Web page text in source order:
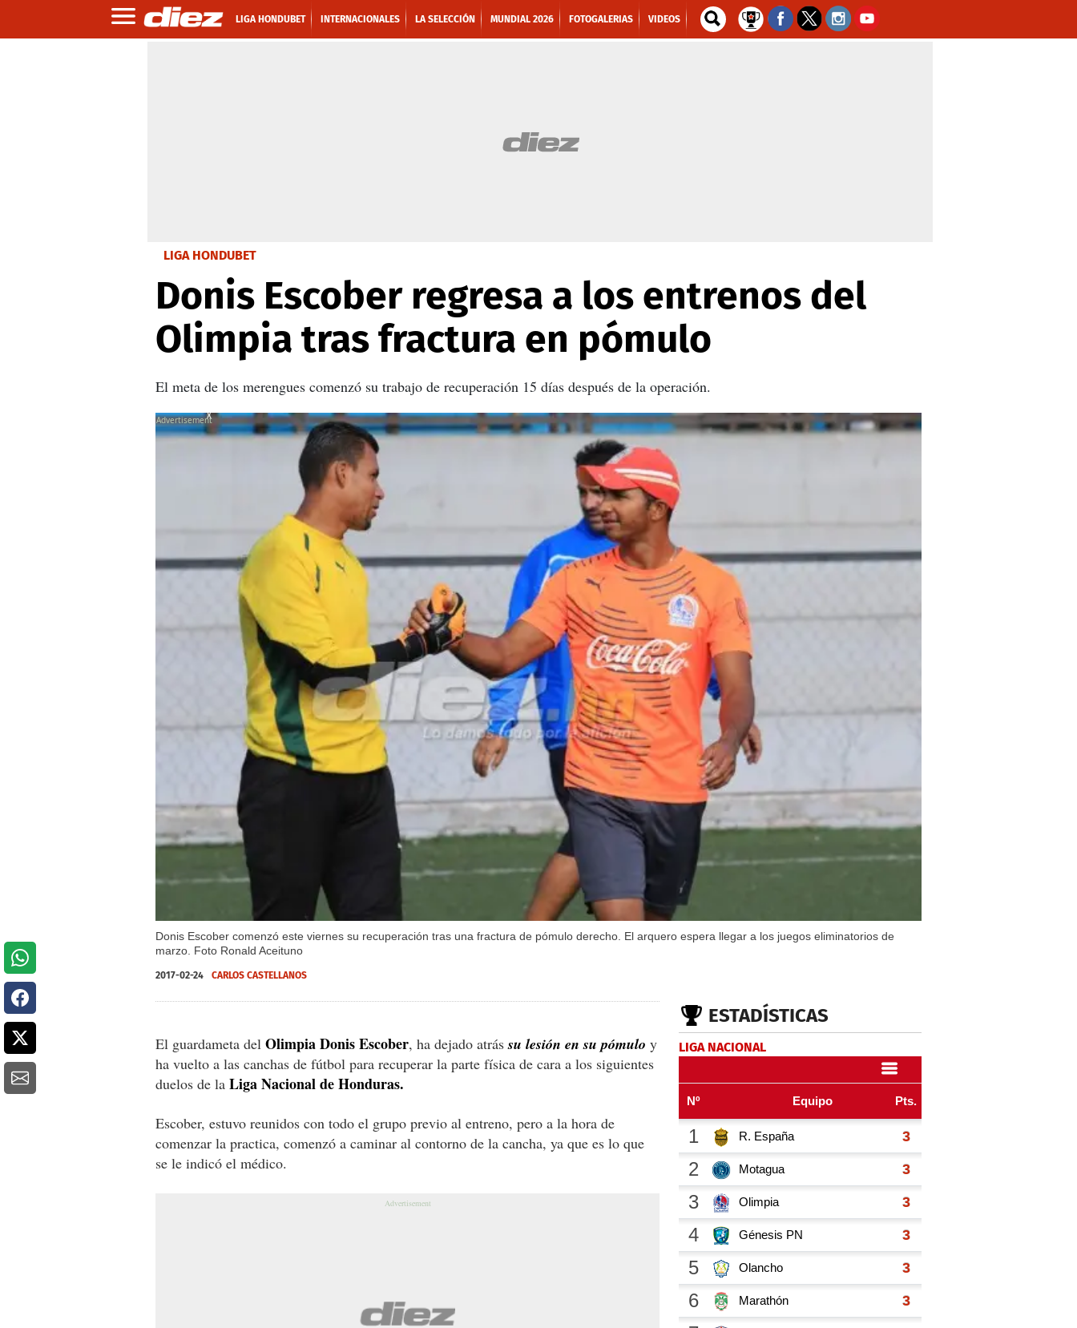
LIGA HONDUBET INTERNACIONALES LA SELECCIÓN MUNDIAL 2026 FOTOGALERIAS VIDEOS
LIGA HONDUBET
Donis Escober regresa a los entrenos del
Olimpia tras fractura en pómulo
El meta de los merengues comenzó su trabajo de recuperación 15 días después de la operación.
Donis Escober comenzó este viernes su recuperación tras una fractura de pómulo derecho. El arquero espera llegar a los juegos eliminatorios de
marzo. Foto Ronald Aceituno
X
2017-02-24 CARLOS CASTELLANOS
El guardameta del Olimpia Donis Escober, ha dejado atrássu lesión en su pómulo y
ha vuelto a las canchas de fútbol para recuperar la parte física de cara a los siguientes
duelos de la Liga Nacional de Honduras.
Escober, estuvo reunidos con todo el grupo previo al entreno, pero a la hora de
comenzar la practica, comenzó a caminar al contorno de la cancha, ya que es lo que
se le indicó el médico.
ESTADÍSTICAS
LIGA NACIONAL